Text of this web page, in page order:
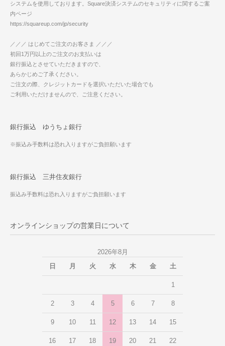
システムを使用しております。Square決済システムのセキュリティに関するご案
内ページ
https://squareup.com/jp/security
／／／ はじめてご注文のお客さま ／／／
初回1万円以上のご注文のお支払いは
銀行振込とさせていただきますので、
あらかじめご了承ください。
ご注文の際、クレジットカードを選択いただいた場合でも
ご利用いただけませんので、ご注意ください。
銀行振込 ゆうちょ銀行
※振込み手数料は恐れ入りますがご負担願います
銀行振込 三井住友銀行
振込み手数料は恐れ入りますがご負担願います
オンラインショップの営業日について
2026年8月
日
月 火 水 木 金 土
1
2 3 4 5 6 7 8
9 10 11 12 13 14 15
16 17 18 19 20 21 22